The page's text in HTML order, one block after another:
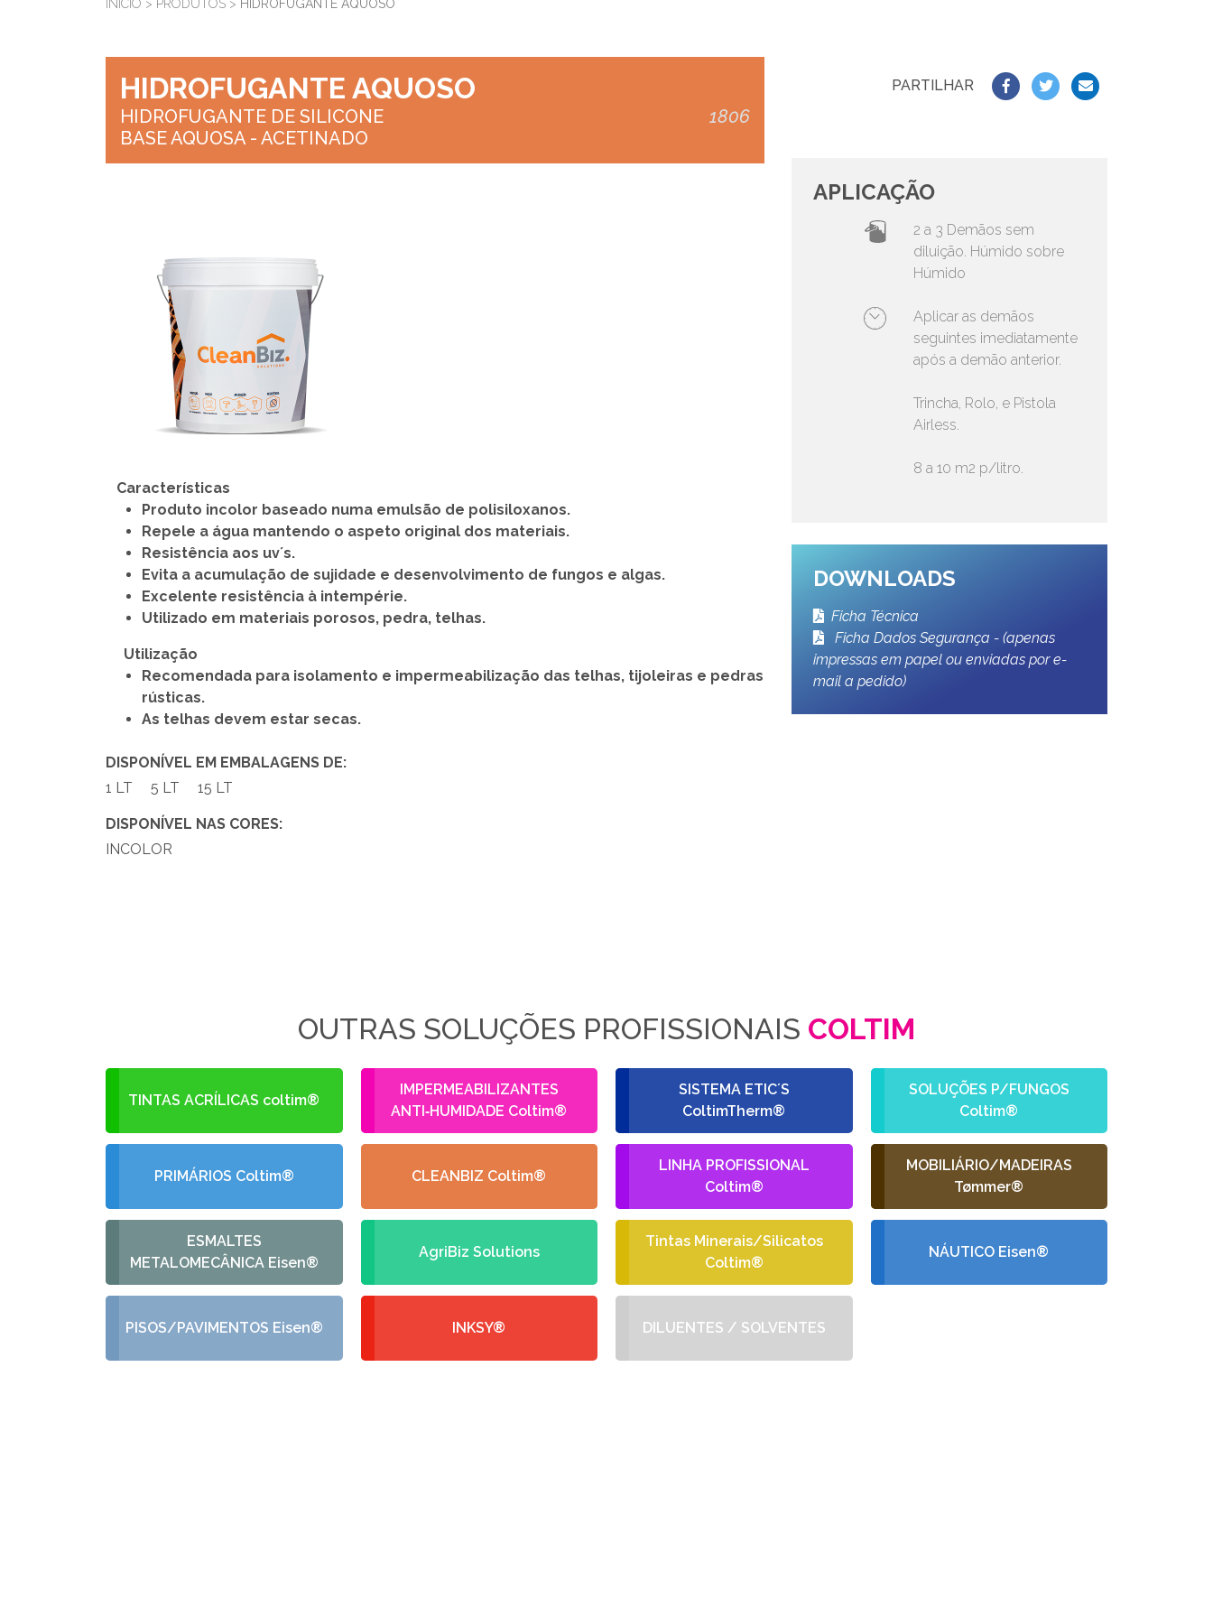
INÍCIO > PRODUTOS > HIDROFUGANTE AQUOSO
HIDROFUGANTE AQUOSO
HIDROFUGANTE DE SILICONE
BASE AQUOSA - ACETINADO
1806
Características
Produto incolor baseado numa emulsão de polisiloxanos.
Repele a água mantendo o aspeto original dos materiais.
Resistência aos uv´s.
Evita a acumulação de sujidade e desenvolvimento de fungos e algas.
Excelente resistência à intempérie.
Utilizado em materiais porosos, pedra, telhas.
Utilização
Recomendada para isolamento e impermeabilização das telhas, tijoleiras e pedras
rústicas.
As telhas devem estar secas.
DISPONÍVEL EM EMBALAGENS DE:
1 LT
5 LT 15 LT
DISPONÍVEL NAS CORES:
INCOLOR
PARTILHAR
APLICAÇÃO
2 a 3 Demãos sem
diluição. Húmido sobre
Húmido
Aplicar as demãos
seguintes imediatamente
após a demão anterior.
Trincha, Rolo, e Pistola
Airless.
8 a 10 m2 p/litro.
DOWNLOADS
Ficha Técnica
Ficha Dados Segurança - (apenas
impressas em papel ou enviadas por e-
mail a pedido)
OUTRAS SOLUÇÕES PROFISSIONAIS COLTIM
TINTAS ACRÍLICAS coltim®
PRIMÁRIOS Coltim®
ESMALTES
METALOMECÂNICA Eisen®
PISOS/PAVIMENTOS Eisen®
IMPERMEABILIZANTES
ANTI‑HUMIDADE Coltim®
CLEANBIZ Coltim®
AgriBiz Solutions
INKSY®
SISTEMA ETIC´S
ColtimTherm®
LINHA PROFISSIONAL
Coltim®
Tintas Minerais/Silicatos
Coltim®
DILUENTES / SOLVENTES
SOLUÇÕES P/FUNGOS
Coltim®
MOBILIÁRIO/MADEIRAS
Tømmer®
NÁUTICO Eisen®